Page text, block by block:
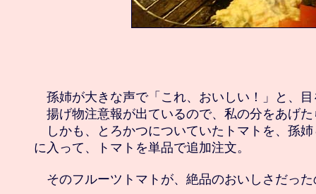
孫姉が大きな声で「これ、おいしい！」と、目
揚げ物注意報が出ているので、私の分をあげた
しかも、とろかつについていたトマトを、孫
に入って、トマトを単品で追加注文。